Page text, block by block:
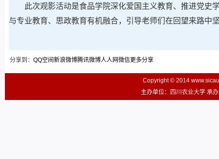
此次观影活动是食品学院深化爱国主义教育、推进党史
与专业教育、思政教育有机融合，引导老师们在回望来路中
分享到： QQ空间 新浪微博腾讯微博人人网微信更多分享
Copyright © 2014
主办单位：四川农业大学 承